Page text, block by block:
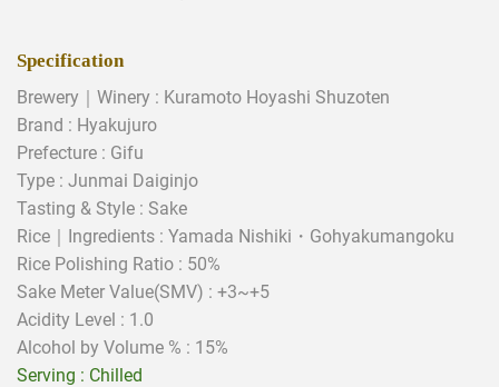
Specification
Brewery｜Winery : Kuramoto Hoyashi Shuzoten
Brand : Hyakujuro
Prefecture : Gifu
Type : Junmai Daiginjo
Tasting & Style : Sake
Rice｜Ingredients : Yamada Nishiki・ Gohyakumangoku
Rice Polishing Ratio : 50%
Sake Meter Value(SMV) : +3~+5
Acidity Level : 1.0
Alcohol by Volume % : 15%
Serving : Chilled